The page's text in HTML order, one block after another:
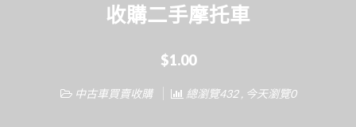
收購二手摩托車
$1.00
中古車買賣收購 總瀏覽432 , 今天瀏覽0